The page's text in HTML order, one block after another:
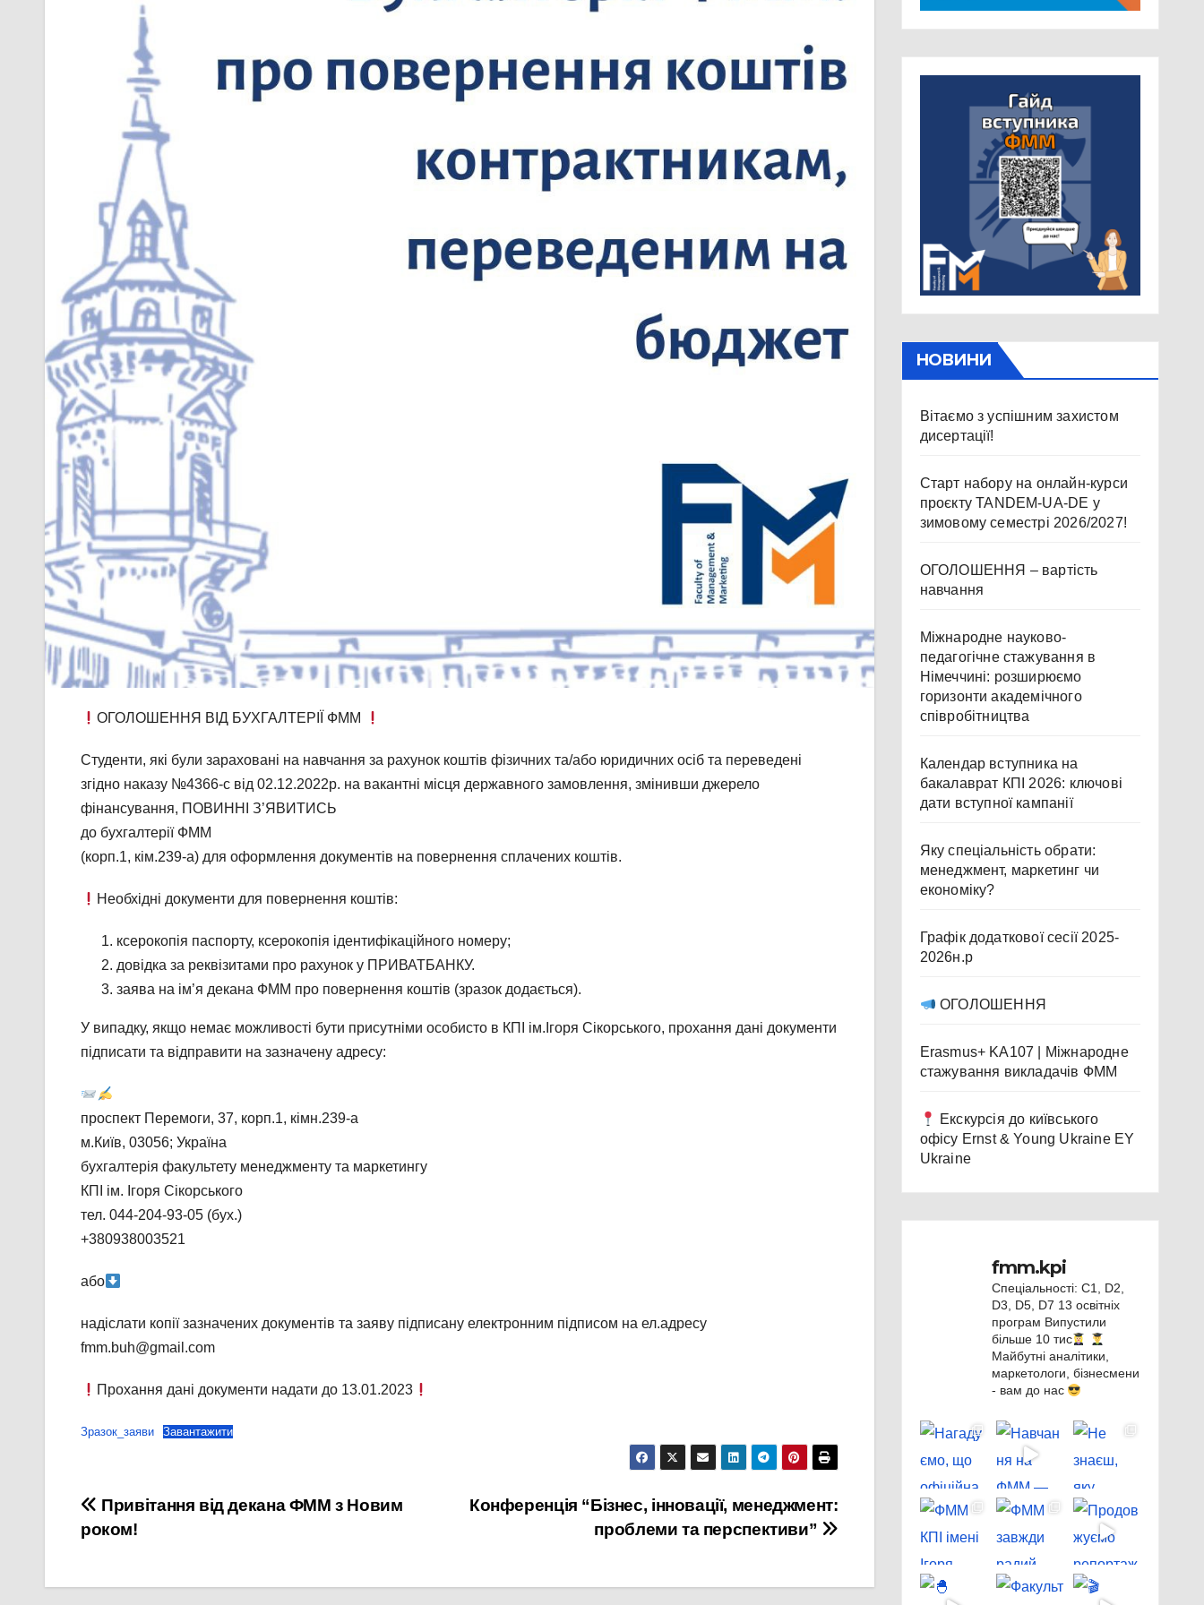
ОГОЛОШЕННЯ ВІД БУХГАЛТЕРІЇ ФММ
Студенти, які були зараховані на навчання за рахунок коштів фізичних та/або юридичних осіб та переведені
згідно наказу №4366-с від 02.12.2022р. на вакантні місця державного замовлення, змінивши джерело
фінансування, ПОВИННІ З’ЯВИТИСЬ
до бухгалтерії ФММ
(корп.1, кім.239-а) для оформлення документів на повернення сплачених коштів.
Необхідні документи для повернення коштів:
ксерокопія паспорту, ксерокопія ідентифікаційного номеру;
довідка за реквізитами про рахунок у ПРИВАТБАНКУ.
заява на ім’я декана ФММ про повернення коштів (зразок додається).
У випадку, якщо немає можливості бути присутніми особисто в КПІ ім.Ігоря Сікорського, прохання дані документи
підписати та відправити на зазначену адресу:
проспект Перемоги, 37, корп.1, кімн.239-а
м.Київ, 03056; Україна
бухгалтерія факультету менеджменту та маркетингу
КПІ ім. Ігоря Сікорського
тел. 044-204-93-05 (бух.)
+380938003521
або
надіслати копії зазначених документів та заяву підписану електронним підписом на ел.адресу
fmm.buh@gmail.com
Прохання дані документи надати до 13.01.2023
Зразок_заяви Завантажити
Навігація
записів
Конференція “Бізнес, інновації, менеджмент:
проблеми та перспективи”
Привітання від декана ФММ з Новим
роком!
НОВИНИ
Вітаємо з успішним захистом
дисертації!
Старт набору на онлайн-курси
проєкту TANDEM-UA-DE у
зимовому семестрі 2026/2027!
ОГОЛОШЕННЯ – вартість
навчання
Міжнародне науково-
педагогічне стажування в
Німеччині: розширюємо
горизонти академічного
співробітництва
Календар вступника на
бакалаврат КПІ 2026: ключові
дати вступної кампанії
Яку спеціальність обрати:
менеджмент, маркетинг чи
економіку?
Графік додаткової сесії 2025-
2026н.р
ОГОЛОШЕННЯ
Erasmus+ KA107 | Міжнародне
стажування викладачів ФММ
Екскурсія до київського
офісу Ernst & Young Ukraine EY
Ukraine
fmm.kpi
Спеціальності: C1, D2,
D3, D5, D7 13 освітніх
програм Випустили
більше 10 тис
Майбутні аналітики,
маркетологи, бізнесмени
- вам до нас